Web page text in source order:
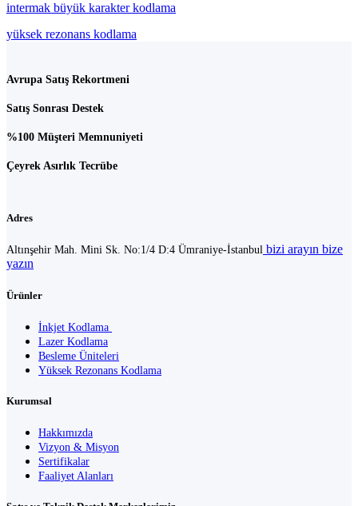
intermak büyük karakter kodlama
yüksek rezonans kodlama
Avrupa Satış Rekortmeni
Satış Sonrası Destek
%100 Müşteri Memnuniyeti
Çeyrek Asırlık Tecrübe
Adres
Altınşehir Mah. Mini Sk. No:1/4 D:4 Ümraniye-İstanbul bizi arayın bize
yazın
Ürünler
İnkjet Kodlama
Lazer Kodlama
Besleme Üniteleri
Yüksek Rezonans Kodlama
Kurumsal
Hakkımızda
Vizyon & Misyon
Sertifikalar
Faaliyet Alanları